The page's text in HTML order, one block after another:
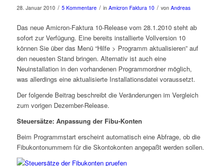
28. Januar 2010 / 5 Kommentare / in Amicron Faktura 10 / von Andreas
Das neue Amicron-Faktura 10-Release vom 28.1.2010 steht ab
sofort zur Verfügung. Eine bereits installierte Vollversion 10
können Sie über das Menü “Hilfe > Programm aktualisieren” auf
den neuesten Stand bringen. Alternativ ist auch eine
Neuinstallation in den vorhandenen Programmordner möglich,
was allerdings eine aktualisierte Installationsdatei voraussetzt.
Der folgende Beitrag beschreibt die Veränderungen im Vergleich
zum vorigen Dezember-Release.
Steuersätze: Anpassung der Fibu-Konten
Beim Programmstart erscheint automatisch eine Abfrage, ob die
Fibukontonummern für die Skontokonten angepaßt werden sollen.